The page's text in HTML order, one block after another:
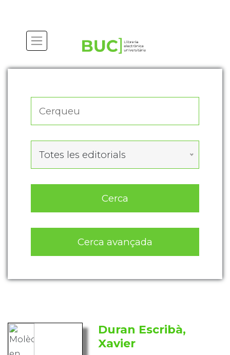
Totes les editorials
Cerca
Cerca avançada
Duran Escribà,
Xavier